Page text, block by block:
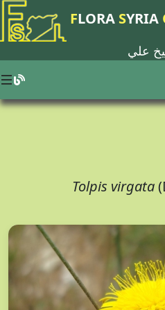
FLORA SYRIA
علي
Tolpis virgata